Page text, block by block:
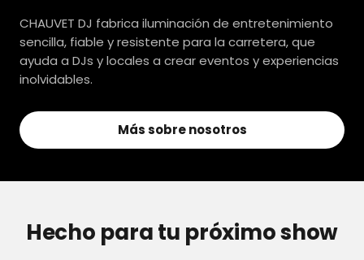
CHAUVET DJ fabrica iluminación de entretenimiento
sencilla, fiable y resistente para la carretera, que
ayuda a DJs y locales a crear eventos y experiencias
inolvidables.
Más sobre nosotros
Hecho para tu próximo show